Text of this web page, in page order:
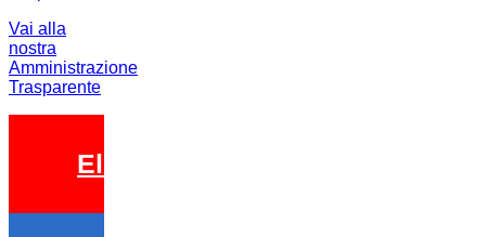
Vai alla
nostra
Amministrazione
Trasparente
Elezioni 2026